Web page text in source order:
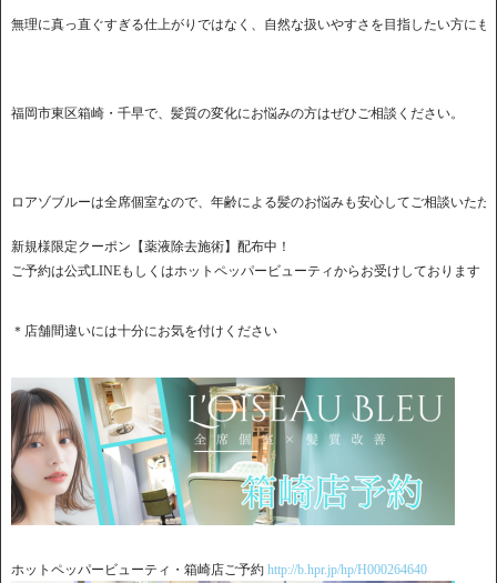
ロアゾブルーは全席個室なので、年齢による髪のお悩みも安心してご相談いただ
新規様限定クーポン【薬液除去施術】配布中！
ご予約は公式LINEもしくはホットペッパービューティからお受けしております
＊店舗間違いには十分にお気を付けください
ホットペッパービューティ・箱崎店ご予約 http://b.hpr.jp/hp/H000264640